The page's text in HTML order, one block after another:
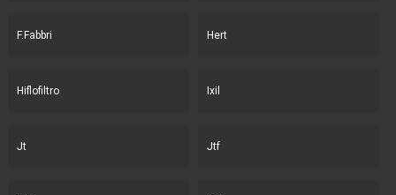
F.Fabbri Hert
Hiflofiltro Ixil
Jt Jtf